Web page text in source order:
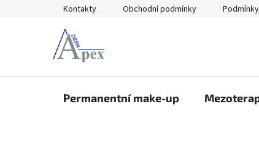
Kontakty Obchodní podmínky
Permanentní make-up